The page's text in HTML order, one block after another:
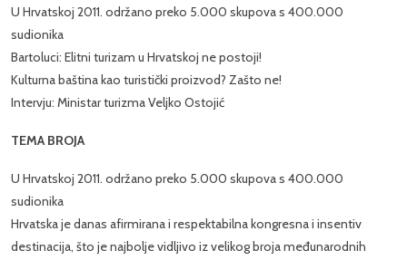
U Hrvatskoj 2011. održano preko 5.000 skupova s 400.000
sudionika
Bartoluci: Elitni turizam u Hrvatskoj ne postoji!
Kulturna baština kao turistički proizvod? Zašto ne!
Intervju: Ministar turizma Veljko Ostojić
TEMA BROJA
U Hrvatskoj 2011. održano preko 5.000 skupova s 400.000
sudionika
Hrvatska je danas afirmirana i respektabilna kongresna i insentiv
destinacija, što je najbolje vidljivo iz velikog broja međunarodnih